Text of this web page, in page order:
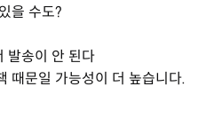
을 수도?
발송이 안 된다
때문일 가능성이 더 높습니다.